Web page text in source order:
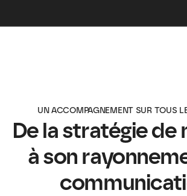
UN ACCOMPAGNEMENT SUR TOUS
De la stratégie de
à son